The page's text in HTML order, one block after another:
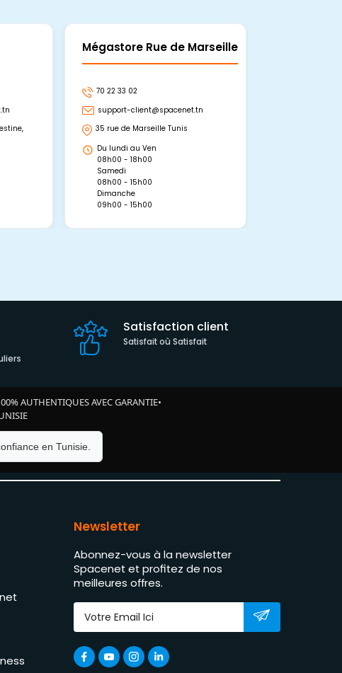
Mégastore Rue de Marseille
70 22 33 02
support-client@spacenet.tn
35 rue de Marseille Tunis
Du lundi au Ven
08h00 - 18h00
Samedi
08h00 - 15h00
Dimanche
09h00 - 15h00
Satisfaction client
Satisfait où Satisfait
AUTHENTIQUES AVEC GARANTIE•
en Tunisie.
Newsletter
Abonnez-vous à la newsletter
Spacenet et profitez de nos
meilleures offres.